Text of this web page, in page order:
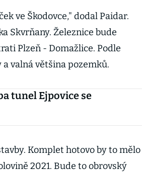
ve Škodovce," dodal Paidar.
Skvrňany. Železnice bude
Plzeň - Domažlice. Podle
valná většina pozemků.
tunel Ejpovice se
Komplet hotovo by to mělo
2021. Bude to obrovský